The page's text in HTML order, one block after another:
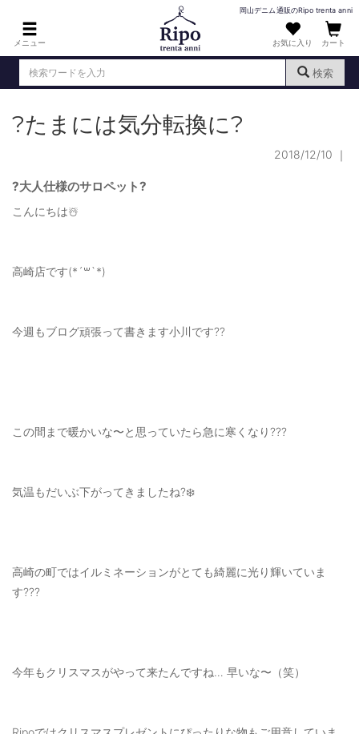
メニュー
岡山デニム通販のRipo trenta anni
お気に入り カート
検索
ログイン （新規会員登録）
DENIM : デニム
PANTS : パンツ
T-SHIRT : Tシャツ
SHIRT : シャツ
DENIM : デニム
TOPS : トップス
ご利用ガイド
?たまには気分転換に?
2018/12/10 ｜
?大人仕様のサロペット?
こんにちは☃️
高崎店です(*´꒳`*)
今週もブログ頑張って書きます小川です??
この間まで暖かいな〜と思っていたら急に寒くなり???
気温もだいぶ下がってきましたね?❄️
高崎の町ではイルミネーションがとても綺麗に光り輝いていま
す???
今年もクリスマスがやって来たんですね… 早いな〜（笑）